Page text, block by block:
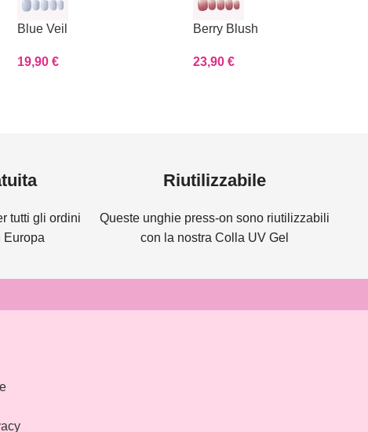
Blue Veil
19,90 €
Berry Blush
23,90 €
tutti gli ordini
Europa
Riutilizzabile
Queste unghie press-on sono riutilizzabili
con la nostra Colla UV Gel